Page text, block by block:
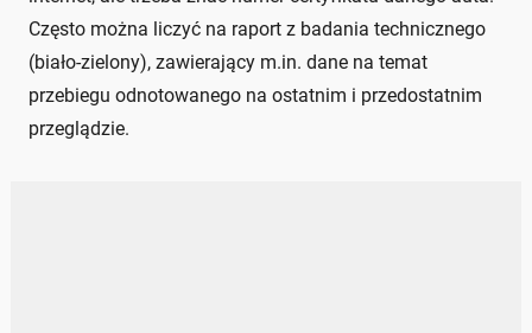
Często można liczyć na raport z badania technicznego
(biało-zielony), zawierający m.in. dane na temat
przebiegu odnotowanego na ostatnim i przedostatnim
przeglądzie.